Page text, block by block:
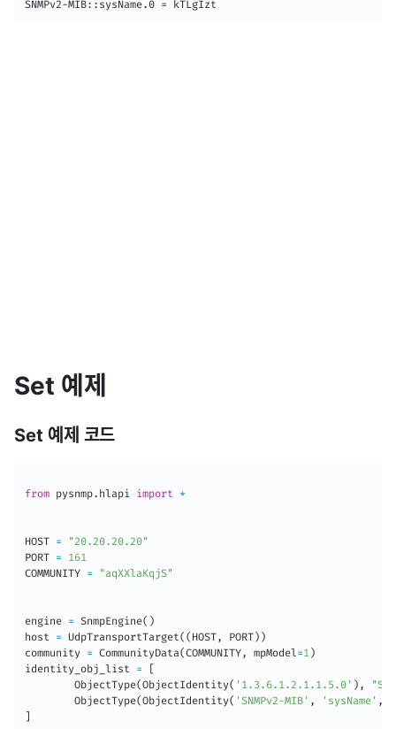
SNMPv2-MIB::sysName.0 = kTLgIzt
Set 예제
Set 예제 코드
from pysnmp. hlapi import *
HOST =
"20.20.20.20"
PORT =
161
COMMUNITY = "aqXXlaKqjS"
engine = SnmpEngine( )
host = UdpTransportTarget( ( HOST, PORT ) )
community = CommunityData(COMMUNITY, mpModel=1 )
identity_obj_list =
        ObjectType
(ObjectIdentity( '1.3.6.1.2.1.1.5.0' ) ,
        ObjectType
(ObjectIdentity( 'SNMPv2-MIB' , 'sysName' ,